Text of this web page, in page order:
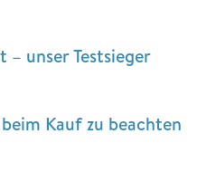
– unser Testsieger
Kauf zu beachten